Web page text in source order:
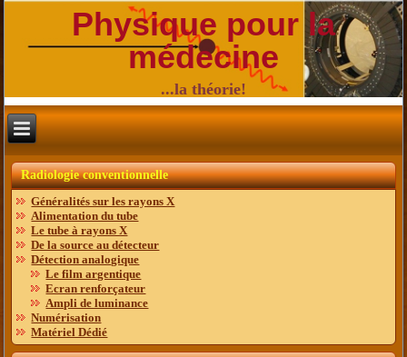
Physique pour la
médecine
...la théorie!
Radiologie conventionnelle
Généralités sur les rayons X
Alimentation du tube
Le tube à rayons X
De la source au détecteur
Détection analogique
Le film argentique
Ecran renforçateur
Ampli de luminance
Numérisation
Matériel Dédié